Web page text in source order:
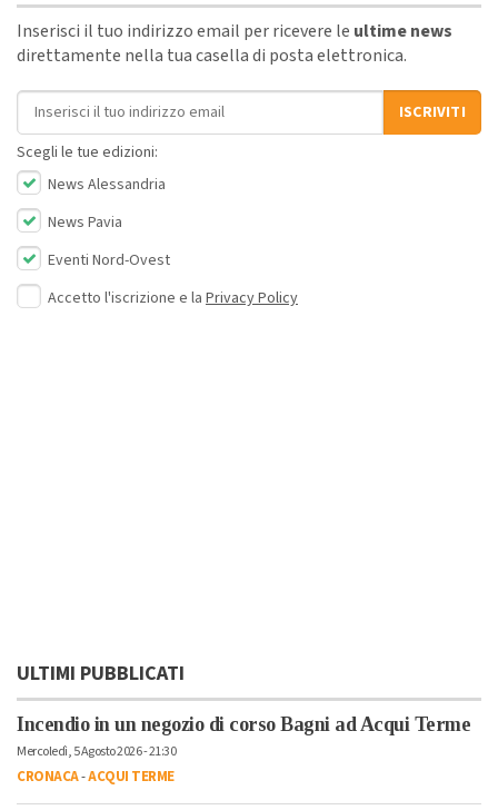
Inserisci il tuo indirizzo email per ricevere le ultime news
direttamente nella tua casella di posta elettronica.
Indirizzo email
ISCRIVITI
Scegli le tue edizioni:
News Alessandria
News Pavia
Eventi Nord-Ovest
Accetto l'iscrizione e la Privacy Policy
ULTIMI PUBBLICATI
Incendio in un negozio di corso Bagni ad Acqui Terme
Mercoledì, 5 Agosto 2026 - 21:30
CRONACA-ACQUI TERME